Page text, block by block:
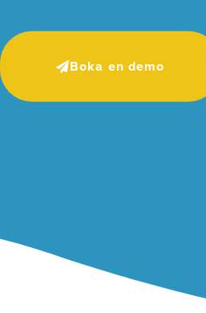
Boka en demo